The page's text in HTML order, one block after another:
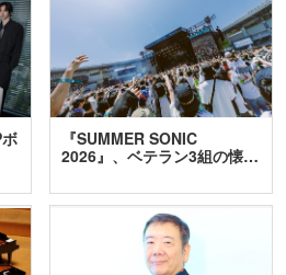
『SUMMER SONIC
2026』、ベテラン3組の懐…